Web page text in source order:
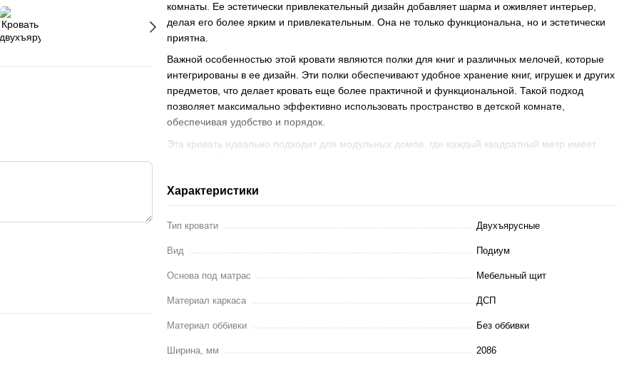
комнаты. Ее эстетически привлекательный дизайн добавляет шарма и оживляет интерьер,
делая его более ярким и привлекательным. Она не только функциональна, но и эстетически
приятна.
Важной особенностью этой кровати являются полки для книг и различных мелочей, которые
интегрированы в ее дизайн. Эти полки обеспечивают удобное хранение книг, игрушек и других
предметов, что делает кровать еще более практичной и функциональной. Такой подход
позволяет максимально эффективно использовать пространство в детской комнате,
обеспечивая удобство и порядок.
Эта кровать идеально подходит для модульных домов, где каждый квадратный метр имеет
проживание.
прочность и долговечность. Этот материал обеспечивает стабильную конструкцию кровати,
отдельно. Подробности о цене на ящик можно уточнить у нашего менеджера, который
всегда готов предоставить всю необходимую информацию и помочь с выбором
Основные характеристики:
Характеристики
Тип кровати Двухъярусные
Вид Подиум
Основа под матрас Мебельный щит
Материал каркаса ДСП
Материал оббивки Без оббивки
Ширина, мм 2086